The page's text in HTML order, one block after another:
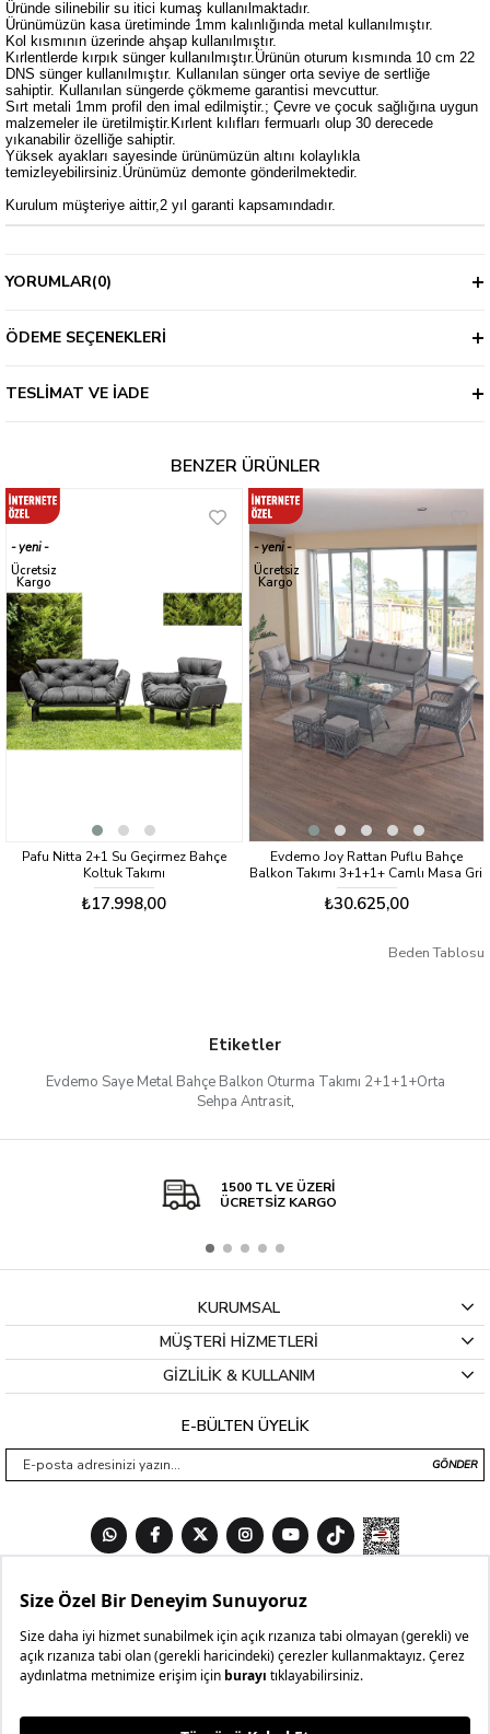
Üründe silinebilir su itici kumaş kullanılmaktadır.
Ürünümüzün kasa üretiminde 1mm kalınlığında metal kullanılmıştır.
Kol kısmının üzerinde ahşap kullanılmıştır.
Kırlentlerde kırpık sünger kullanılmıştır.Ürünün oturum kısmında 10 cm 22
DNS sünger kullanılmıştır. Kullanılan sünger orta seviye de sertliğe
sahiptir. Kullanılan süngerde çökmeme garantisi mevcuttur.
Sırt metali 1mm profil den imal edilmiştir.; Çevre ve çocuk sağlığına uygun
malzemeler ile üretilmiştir.Kırlent kılıfları fermuarlı olup 30 derecede
yıkanabilir özelliğe sahiptir.
Yüksek ayakları sayesinde ürünümüzün altını kolaylıkla
temizleyebilirsiniz.Ürünümüz demonte gönderilmektedir.
Kurulum müşteriye aittir,2 yıl garanti kapsamındadır.
YORUMLAR(0)
ÖDEME SEÇENEKLERI
TESLIMAT VE İADE
BENZER ÜRÜNLER
Pafu Nitta 2+1 Su Geçirmez Bahçe
Koltuk Takımı
₺17.998,00
yeni
ürün
Ücretsiz
Kargo
Evdemo Joy Rattan Puflu Bahçe
Balkon Takımı 3+1+1+ Camlı Masa Gri
₺30.625,00
yeni
ürün
Ücretsiz
Kargo
Beden Tablosu
Etiketler
Evdemo Saye Metal Bahçe Balkon Oturma Takımı 2+1+1+Orta
Sehpa Antrasit,
1500 TL VE ÜZERİ
ÜCRETSİZ KARGO
KURUMSAL
MÜŞTERİ HİZMETLERİ
GİZLİLİK & KULLANIM
E-BÜLTEN ÜYELİK
GÖNDER